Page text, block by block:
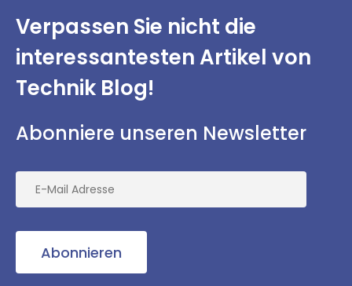
Verpassen Sie nicht die
interessantestenArtikel von
Technik Blog!
Abonniere unseren Newsletter
Abonnieren